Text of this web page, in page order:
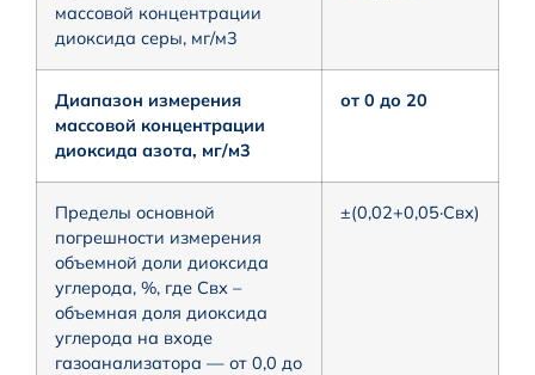
массовой концентрации
диоксида серы, мг/м3
Диапазон измерения
массовой концентрации
диоксида азота, мг/м3
от 0 до 20
Пределы основной
погрешности измерения
объемной доли диоксида
углерода, %, где Свх –
объемная доля диоксида
углерода на входе
газоанализатора — от 0,0 до
±(0,02+0,05·Cвх)